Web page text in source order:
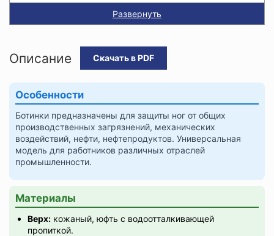
Развернуть
Описание Скачать в PDF
Особенности
Ботинки предназначены для защиты ног от общих
производственных загрязнений, механических
воздействий, нефти, нефтепродуктов. Универсальная
модель для работников различных отраслей
промышленности.
Материалы
Верх: кожаный, юфть с водоотталкивающей
пропиткой.